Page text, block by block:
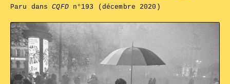
Paru dansCQFDn°193 (décembre 2020)